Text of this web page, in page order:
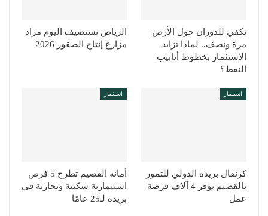
تكفي للدوران حول الأرض
مرة ونصف.. لماذا تزايد
الاستثمار بخطوط أنابيب
النفط؟
الرياض تستضيف اليوم مزاد
مزارع إنتاج الصقور 2026
استثمار
كرنفال بريدة الدولي للتمور
بالقصيم يوفر 4 آلاف فرصة
عمل
استثمار
أمانة القصيم تطرح 5 فرص
استثمارية سكنية وتجارية في
بريدة لـ25 عامًا